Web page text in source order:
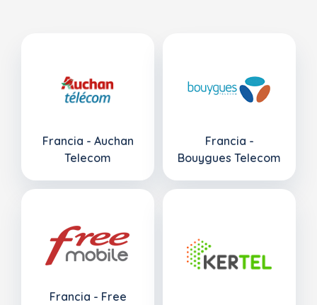
Francia - Auchan
Telecom
Francia -
Bouygues Telecom
Francia - Free